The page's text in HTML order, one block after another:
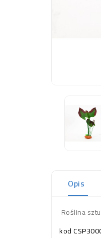
Opis
Roślina
kod